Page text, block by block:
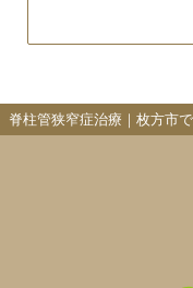
脊柱管狭窄症治療｜枚方市